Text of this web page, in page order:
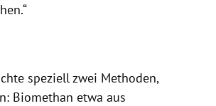
speziell zwei Methoden,
Biomethan etwa aus